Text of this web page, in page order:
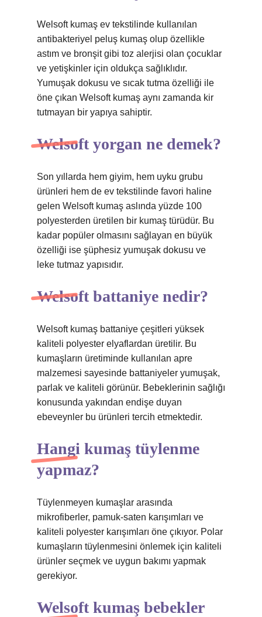
Welsoft kumaş ev tekstilinde kullanılan
antibakteriyel peluş kumaş olup özellikle
astım ve bronşit gibi toz alerjisi olan çocuklar
ve yetişkinler için oldukça sağlıklıdır.
Yumuşak dokusu ve sıcak tutma özelliği ile
öne çıkan Welsoft kumaş aynı zamanda kir
tutmayan bir yapıya sahiptir.
Welsoft yorgan ne demek?
Son yıllarda hem giyim, hem uyku grubu
ürünleri hem de ev tekstilinde favori haline
gelen Welsoft kumaş aslında yüzde 100
polyesterden üretilen bir kumaş türüdür. Bu
kadar popüler olmasını sağlayan en büyük
özelliği ise şüphesiz yumuşak dokusu ve
leke tutmaz yapısıdır.
Welsoft battaniye nedir?
Welsoft kumaş battaniye çeşitleri yüksek
kaliteli polyester elyaflardan üretilir. Bu
kumaşların üretiminde kullanılan apre
malzemesi sayesinde battaniyeler yumuşak,
parlak ve kaliteli görünür. Bebeklerinin sağlığı
konusunda yakından endişe duyan
ebeveynler bu ürünleri tercih etmektedir.
Hangi kumaş tüylenme
yapmaz?
Tüylenmeyen kumaşlar arasında
mikrofiberler, pamuk-saten karışımları ve
kaliteli polyester karışımları öne çıkıyor. Polar
kumaşların tüylenmesini önlemek için kaliteli
ürünler seçmek ve uygun bakımı yapmak
gerekiyor.
Welsoft kumaş bebekler